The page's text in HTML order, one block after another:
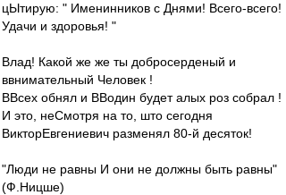
цЫтирую: " Именинников с Днями! Всего-всего!
Удачи и здоровья! "
Влад! Какой же же ты добросерденый и
ввнимательный Человек !
ВВсех обнял и ВВодин будет алых роз собрал !
И это, неСмотря на то, што сегодня
ВикторЕвгениевич разменял 80-й десяток!
"Люди не равны И они не должны быть равны"
(Ф.Ницше)